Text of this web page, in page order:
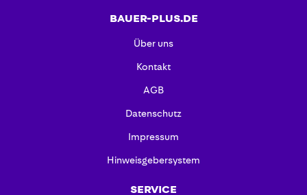
BAUER-PLUS.DE
Über uns
Kontakt
AGB
Datenschutz
Impressum
Hinweisgebersystem
SERVICE